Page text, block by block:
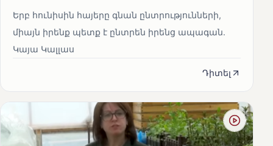
Երբ հունիսին հայերը գնան ընտրությունների,
միայն իրենք պետք է ընտրեն իրենց ապագան.
Կայա Կալլաս
Դիտել